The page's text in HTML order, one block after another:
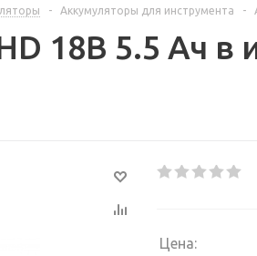
- Аккумуляторы для инструмента -
18В 5.5 Ач в
Цена: